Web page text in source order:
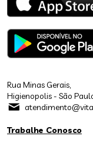
Rua Minas Gerais,
Higienopolis - São
Trabalhe Conosco